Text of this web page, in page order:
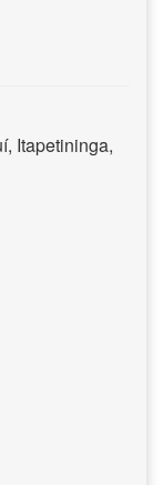
Itapetininga,